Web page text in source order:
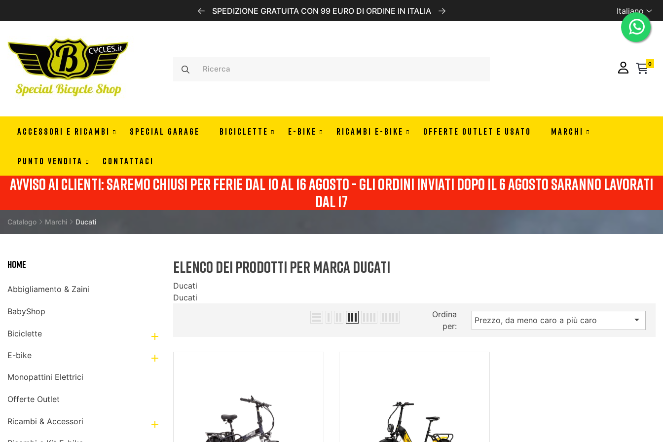
SPEDIZIONE GRATUITA CON 99 EURO DI ORDINE IN ITALIA SCONTI RISERVATI PER RIVENDITORI CONTATTACI PER
Italiano
0
ACCESSORI E RICAMBI SPECIAL GARAGE BICICLETTE E-BIKE RICAMBI E-BIKE OFFERTE OUTLET E USATO MARCHI
PUNTO VENDITA CONTATTACI
Avviso ai clienti: Saremo chiusi per ferie dal 10 al 16 agosto - Gli ordini inviati dopo il 6 agosto saranno lavorati
dal 17
Catalogo Marchi Ducati
Home
Abbigliamento & Zaini
BabyShop
Biciclette 
E-bike 
Monopattini Elettrici
Offerte Outlet
Ricambi & Accessori 
Elenco dei prodotti per marca Ducati
Ducati
Ducati
Ordina
per:
Prezzo, da meno caro a più caro 